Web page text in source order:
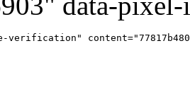
verification"